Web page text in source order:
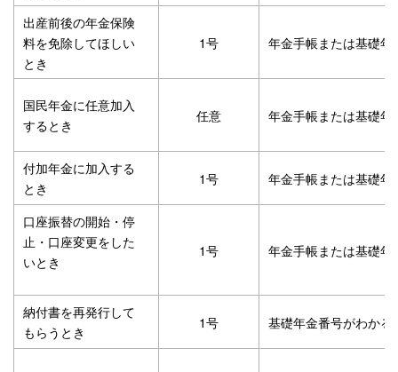
出産前後の年金保険
料を免除してほしい
とき
1号 年金手帳または基礎
国民年金に任意加入
するとき
任意 年金手帳または基礎
付加年金に加入する
とき
1号 年金手帳または基礎年
口座振替の開始・停
止・口座変更をした
いとき
1号 年金手帳または基礎
納付書を再発行して
もらうとき
1号 基礎年金番号がわかる